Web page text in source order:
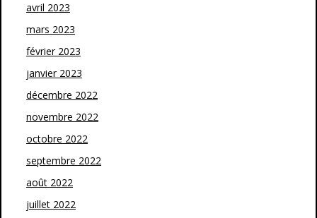
avril 2023
mars 2023
février 2023
janvier 2023
décembre 2022
novembre 2022
octobre 2022
septembre 2022
août 2022
juillet 2022